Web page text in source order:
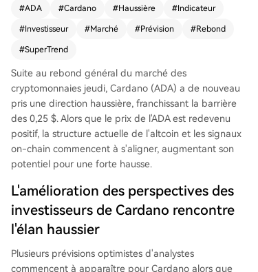
e une résistance à 0,33 $, voire 0,42 $, tant que l
ulation constante par les grands détenteurs (po
rtefeuilles détenant au moins 1 million d'ADA) de
puis décembre 2023. Ils possèdent désormais 6
7,47 % de l'offre en circulation, démontrant une
confiance accrue malgré la baisse passée des pr
ix. Cette accumulation pourrait soutenir une dyn
amique haussière durable pour l'altcoin.
#ADA #Cardano #Haussière #Indicateur
#Investisseur #Marché #Prévision #Rebond
#SuperTrend
Suite au rebond général du marché des
cryptomonnaies jeudi, Cardano (ADA) a de nouveau
pris une direction haussière, franchissant la barrière
des 0,25 $. Alors que le prix de l'ADA est redevenu
positif, la structure actuelle de l'altcoin et les signaux
on-chain commencent à s'aligner, augmentant son
potentiel pour une forte hausse.
L'amélioration des perspectives des
investisseurs de Cardano rencontre
l'élan haussier
Plusieurs prévisions optimistes d'analystes
commencent à apparaître pour Cardano alors que